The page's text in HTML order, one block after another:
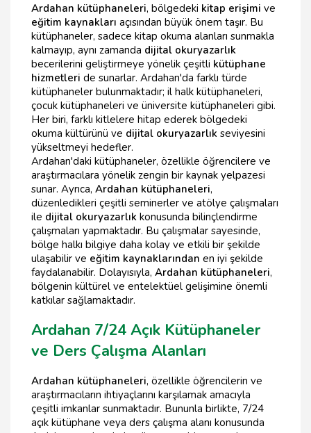
Ardahan kütüphaneleri, bölgedeki kitap erişimi ve
eğitim kaynakları açısından büyük önem taşır. Bu
kütüphaneler, sadece kitap okuma alanları sunmakla
kalmayıp, aynı zamanda dijital okuryazarlık
becerilerini geliştirmeye yönelik çeşitli kütüphane
hizmetleri de sunarlar. Ardahan'da farklı türde
kütüphaneler bulunmaktadır; il halk kütüphaneleri,
çocuk kütüphaneleri ve üniversite kütüphaneleri gibi.
Her biri, farklı kitlelere hitap ederek bölgedeki
okuma kültürünü ve dijital okuryazarlık seviyesini
yükseltmeyi hedefler.
Ardahan'daki kütüphaneler, özellikle öğrencilere ve
araştırmacılara yönelik zengin bir kaynak yelpazesi
sunar. Ayrıca, Ardahan kütüphaneleri,
düzenledikleri çeşitli seminerler ve atölye çalışmaları
ile dijital okuryazarlık konusunda bilinçlendirme
çalışmaları yapmaktadır. Bu çalışmalar sayesinde,
bölge halkı bilgiye daha kolay ve etkili bir şekilde
ulaşabilir ve eğitim kaynaklarından en iyi şekilde
faydalanabilir. Dolayısıyla, Ardahan kütüphaneleri,
bölgenin kültürel ve entelektüel gelişimine önemli
katkılar sağlamaktadır.
Ardahan 7/24 Açık Kütüphaneler
ve Ders Çalışma Alanları
Ardahan kütüphaneleri, özellikle öğrencilerin ve
araştırmacıların ihtiyaçlarını karşılamak amacıyla
çeşitli imkanlar sunmaktadır. Bununla birlikte, 7/24
açık kütüphane veya ders çalışma alanı konusunda